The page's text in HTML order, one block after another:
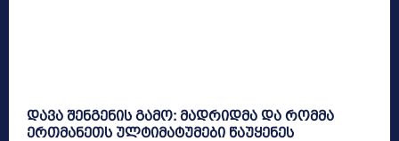
დავა შენგენის გამო: მადრიდმა და რომმა
ერთმანეთს ულტიმატუმები წაუყენეს